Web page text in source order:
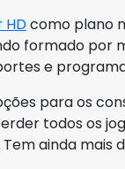
HDcomo plano
formado por
e
para os
todos os
Tem ainda mais